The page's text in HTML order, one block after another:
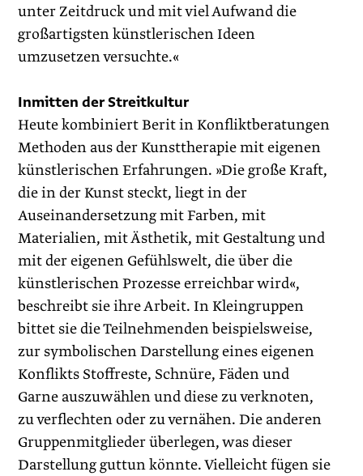
unter Zeitdruck und mit viel Aufwand die
großartigsten künstlerischen Ideen
umzusetzen versuchte.«
Inmitten der Streitkultur
Heute kombiniert Berit in Konfliktberatungen
Methoden aus der Kunsttherapie mit eigenen
künstlerischen Erfahrungen. »Die große Kraft,
die in der Kunst steckt, liegt in der
Auseinandersetzung mit Farben, mit
Materialien, mit Ästhetik, mit Gestaltung und
mit der eigenen Gefühlswelt, die über die
künstlerischen Prozesse erreichbar wird«,
beschreibt sie ihre Arbeit. In Kleingruppen
bittet sie die Teilnehmenden beispielsweise,
zur symbolischen Darstellung eines eigenen
Konflikts Stoffreste, Schnüre, Fäden und
Garne auszuwählen und diese zu verknoten,
zu verflechten oder zu vernähen. Die anderen
Gruppenmitglieder überlegen, was dieser
Darstellung guttun könnte. Vielleicht fügen sie